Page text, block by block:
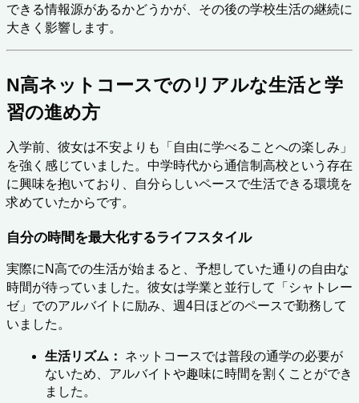
できる情報源があるかどうかが、その後の学校生活の継続に
大きく影響します。
N高ネットコースでのリアルな生活と学
習の進め方
入学前、彼女は不安よりも「自由に学べることへの楽しみ」
を強く感じていました。中学時代から通信制高校という存在
に興味を抱いており、自分らしいペースで生活できる環境を
求めていたからです。
自分の時間を最大化するライフスタイル
実際にN高での生活が始まると、予想していた通りの自由な
時間が待っていました。彼女は学業と並行して「シャトレー
ゼ」でのアルバイトに励み、週4日ほどのペースで勤務して
いました。
生活リズム：
ネットコースでは普段の通学の必要が
ないため、アルバイトや趣味に時間を割くことができ
ました。